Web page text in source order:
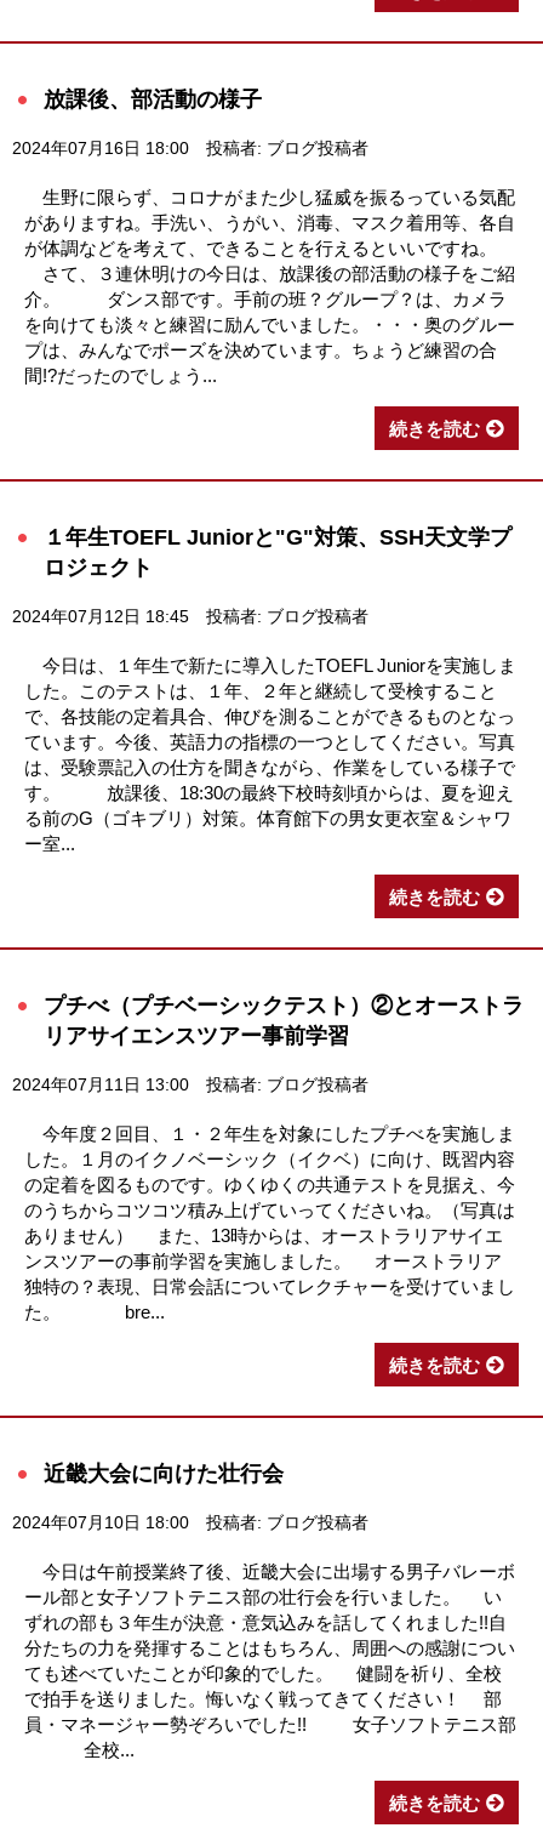
放課後、部活動の様子
2024年07月16日 18:00 投稿者: ブログ投稿者
生野に限らず、コロナがまた少し猛威を振るっている気配
がありますね。手洗い、うがい、消毒、マスク着用等、各自
が体調などを考えて、できることを行えるといいですね。
さて、３連休明けの今日は、放課後の部活動の様子をご紹
介。 ダンス部です。手前の班？グループ？は、カメラ
を向けても淡々と練習に励んでいました。・・・奥のグルー
プは、みんなでポーズを決めています。ちょうど練習の合
間!?だったのでしょう...
続きを読む
１年生TOEFL Juniorと"G"対策、SSH天文学プ
ロジェクト
2024年07月12日 18:45 投稿者: ブログ投稿者
今日は、１年生で新たに導入したTOEFL Juniorを実施しま
した。このテストは、１年、２年と継続して受検すること
で、各技能の定着具合、伸びを測ることができるものとなっ
ています。今後、英語力の指標の一つとしてください。写真
は、受験票記入の仕方を聞きながら、作業をしている様子で
す。 放課後、18:30の最終下校時刻頃からは、夏を迎え
る前のG（ゴキブリ）対策。体育館下の男女更衣室＆シャワ
ー室...
続きを読む
プチべ（プチベーシックテスト）②とオーストラ
リアサイエンスツアー事前学習
2024年07月11日 13:00 投稿者: ブログ投稿者
今年度２回目、１・２年生を対象にしたプチべを実施しま
した。１月のイクノベーシック（イクベ）に向け、既習内容
の定着を図るものです。ゆくゆくの共通テストを見据え、今
のうちからコツコツ積み上げていってくださいね。（写真は
ありません） また、13時からは、オーストラリアサイエ
ンスツアーの事前学習を実施しました。 オーストラリア
独特の？表現、日常会話についてレクチャーを受けていまし
た。 bre...
続きを読む
近畿大会に向けた壮行会
2024年07月10日 18:00 投稿者: ブログ投稿者
今日は午前授業終了後、近畿大会に出場する男子バレーボ
ール部と女子ソフトテニス部の壮行会を行いました。 い
ずれの部も３年生が決意・意気込みを話してくれました!!自
分たちの力を発揮することはもちろん、周囲への感謝につい
ても述べていたことが印象的でした。 健闘を祈り、全校
で拍手を送りました。悔いなく戦ってきてください！ 部
員・マネージャー勢ぞろいでした!! 女子ソフトテニス部
全校...
続きを読む